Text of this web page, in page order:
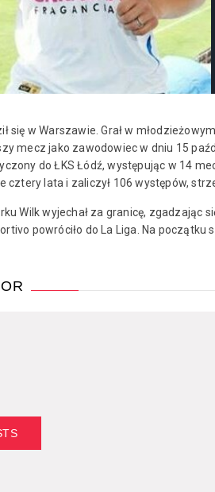
się w Warszawie. Grał w
mecz jako zawodowiec w dniu 15
do ŁKS Łódź, występując w 14
cztery lata i zaliczył 106 występów,
Wilk wyjechał za granicę, zgadzając
powróciło do La Liga. Na początku